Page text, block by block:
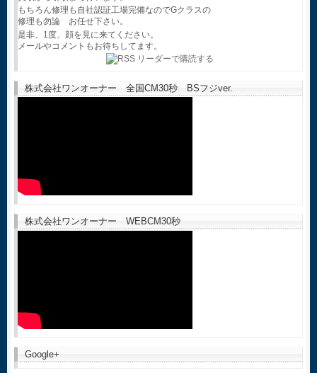
もちろん修理も自社認証工場完備なのでGクラスの
修理も勿論 お任せ下さい。
是非、1度、顔を見に来てください。
メールやコメントもお待ちしてます。
株式会社ワンオーナー 全国CM30秒 BSフジver.
株式会社ワンオーナー WEBCM30秒
Google+